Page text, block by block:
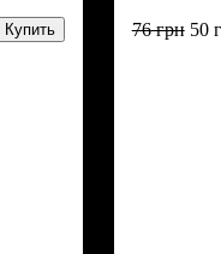
Купить 76грн 50